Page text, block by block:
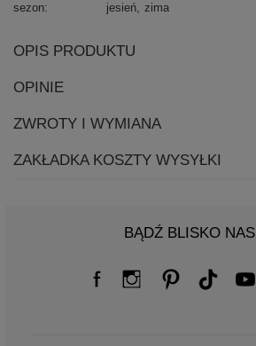
sezon
jesień zima
OPIS PRODUKTU
OPINIE
ZWROTY I WYMIANA
ZAKŁADKA KOSZTY WYSYŁKI
BĄDŹ BLISKO NAS